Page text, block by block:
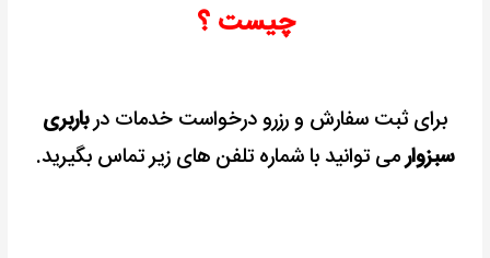
چیست ؟
برای ثبت سفارش و رزرو درخواست خدمات درباربری
سبزوارمی توانید با شماره تلفن های زیر تماس بگیرید.